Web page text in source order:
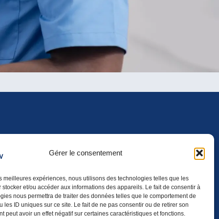
Gérer le consentement
meilleures expériences, nous utilisons des technologies telles que les
stocker et/ou accéder aux informations des appareils. Le fait de consentir à
nous permettra de traiter des données telles que le comportement de
les ID uniques sur ce site. Le fait de ne pas consentir ou de retirer son
peut avoir un effet négatif sur certaines caractéristiques et fonctions.
OUTILS DE LIAISON
Moodle
Office 365